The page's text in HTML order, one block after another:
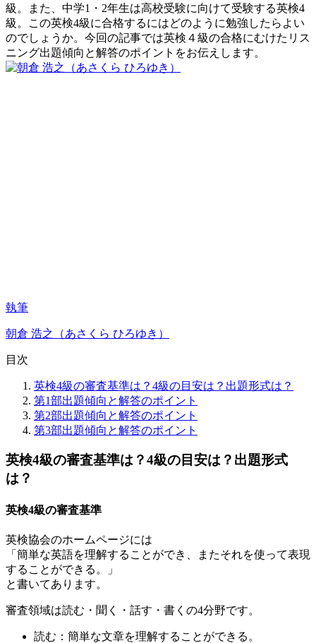
級。また、中学1・2年生は高校受験に向けて受験する英検4
級。この英検4級に合格するにはどのように勉強したらよい
のでしょうか。今回の記事では英検４級の合格にむけたリス
ニング出題傾向と解答のポイントをお伝えします。
執筆
朝倉 浩之（あさくら ひろゆき）
目次
英検4級の審査基準は？4級の目安は？出題形式は？
第1部出題傾向と解答のポイント
第2部出題傾向と解答のポイント
第3部出題傾向と解答のポイント
英検4級の審査基準は？4級の目安は？出題形式
は？
英検4級の審査基準
英検協会のホームページには
「簡単な英語を理解することができ、またそれを使って表現
することができる。」
と書いてあります。
審査領域は読む・聞く・話す・書くの4分野です。
読む：簡単な文章を理解することができる。